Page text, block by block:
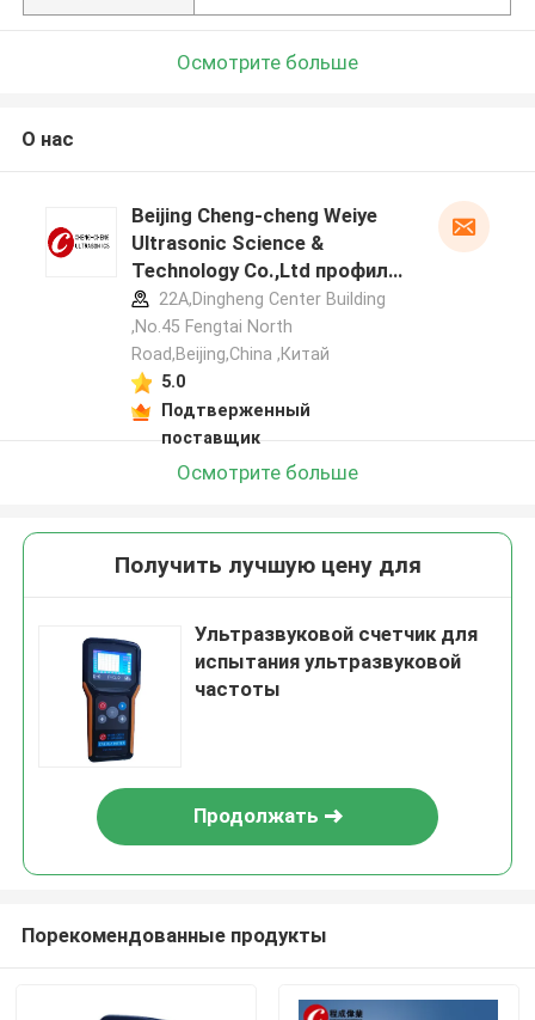
Осмотрите больше
О нас
Beijing Cheng-cheng Weiye
Ultrasonic Science &
Technology Co.,Ltd профиль
производителя
22A,Dingheng Center Building
,No.45 Fengtai North
Road,Beijing,China ,Китай
5.0
Подтверженный
поставщик
Осмотрите больше
Получить лучшую цену для
Ультразвуковой счетчик для
испытания ультразвуковой
частоты
Продолжать
Порекомендованные продукты